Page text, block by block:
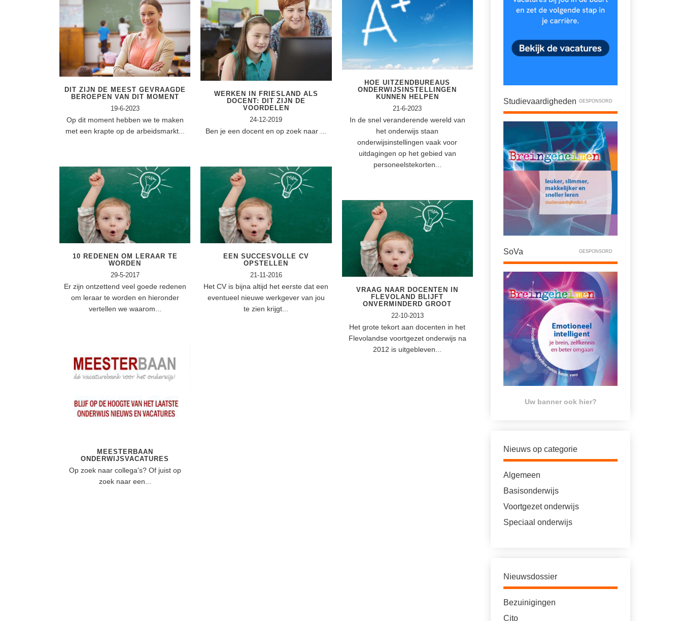
HOE UITZENDBUREAUS
ONDERWIJSINSTELLINGEN
KUNNEN HELPEN
21-6-2023
In de snel veranderende wereld van
het onderwijs staan
onderwijsinstellingen vaak voor
uitdagingen op het gebied van
personeelstekorten...
DIT ZIJN DE MEEST GEVRAAGDE
BEROEPEN VAN DIT MOMENT
19-6-2023
Op dit moment hebben we te maken
met een krapte op de arbeidsmarkt...
WERKEN IN FRIESLAND ALS
DOCENT: DIT ZIJN DE
VOORDELEN
24-12-2019
Ben je een docent en op zoek naar ...
10 REDENEN OM LERAAR TE
WORDEN
29-5-2017
Er zijn ontzettend veel goede redenen
om leraar te worden en hieronder
vertellen we waarom...
EEN SUCCESVOLLE CV
OPSTELLEN
21-11-2016
Het CV is bijna altijd het eerste dat een
eventueel nieuwe werkgever van jou
te zien krijgt...
VRAAG NAAR DOCENTEN IN
FLEVOLAND BLIJFT
ONVERMINDERD GROOT
22-10-2013
Het grote tekort aan docenten in het
Flevolandse voortgezet onderwijs na
2012 is uitgebleven...
MEESTERBAAN
ONDERWIJSVACATURES
Op zoek naar collega's? Of juist op
zoek naar een...
Studievaardigheden GESPONSORD
SoVa GESPONSORD
Uw banner ook hier?
Nieuws op categorie
Algemeen
Basisonderwijs
Voortgezet onderwijs
Speciaal onderwijs
Nieuwsdossier
Bezuinigingen
Cito